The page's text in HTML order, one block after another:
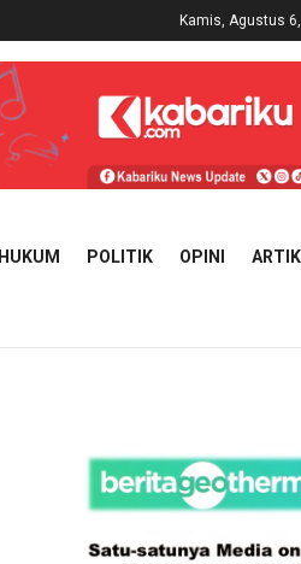
Kamis, Agustus
HUKUM POLITIK OPINI